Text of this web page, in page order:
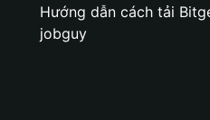
Hướng dẫn cách tải
jobguy